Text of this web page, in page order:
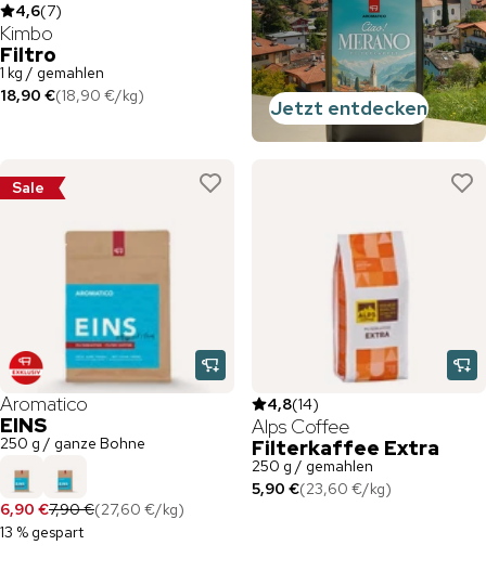
4,6(7)
Kimbo
Filtro
1 kg / gemahlen
18,90 €(18,90 €/kg) Jetzt entdecken
Sale
Aromatico
EINS
250 g / ganze Bohne
6,90 €7,90 €(27,60 €/kg)
13 % gespart
4,8(14)
Alps Coffee
Filterkaffee Extra
250 g / gemahlen
5,90 €(23,60 €/kg)